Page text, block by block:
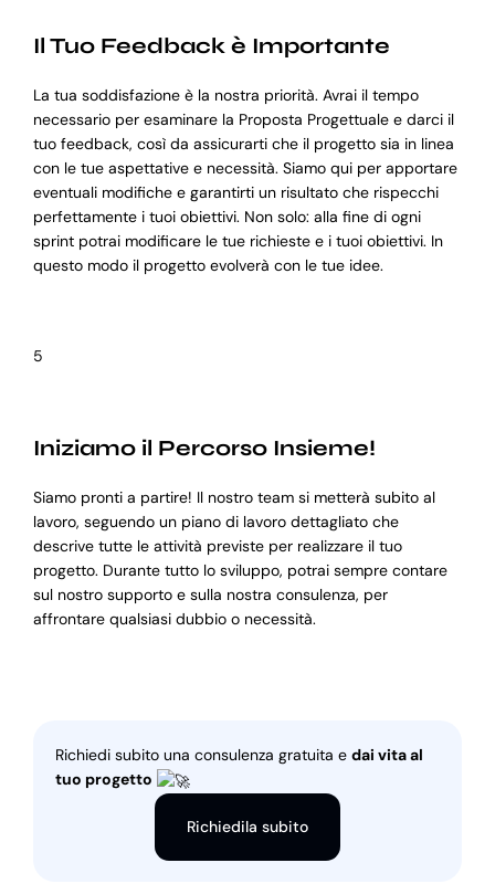
Il Tuo Feedback è Importante
La tua soddisfazione è la nostra priorità. Avrai il tempo
necessario per esaminare la Proposta Progettuale e darci il
tuo feedback, così da assicurarti che il progetto sia in linea
con le tue aspettative e necessità. Siamo qui per apportare
eventuali modifiche e garantirti un risultato che rispecchi
perfettamente i tuoi obiettivi. Non solo: alla fine di ogni
sprint potrai modificare le tue richieste e i tuoi obiettivi. In
questo modo il progetto evolverà con le tue idee.
5
Iniziamo il Percorso Insieme!
Siamo pronti a partire! Il nostro team si metterà subito al
lavoro, seguendo un piano di lavoro dettagliato che
descrive tutte le attività previste per realizzare il tuo
progetto. Durante tutto lo sviluppo, potrai sempre contare
sul nostro supporto e sulla nostra consulenza, per
affrontare qualsiasi dubbio o necessità.
Richiedi subito una consulenza gratuita e dai vita al
tuo progetto
Richiedila subito